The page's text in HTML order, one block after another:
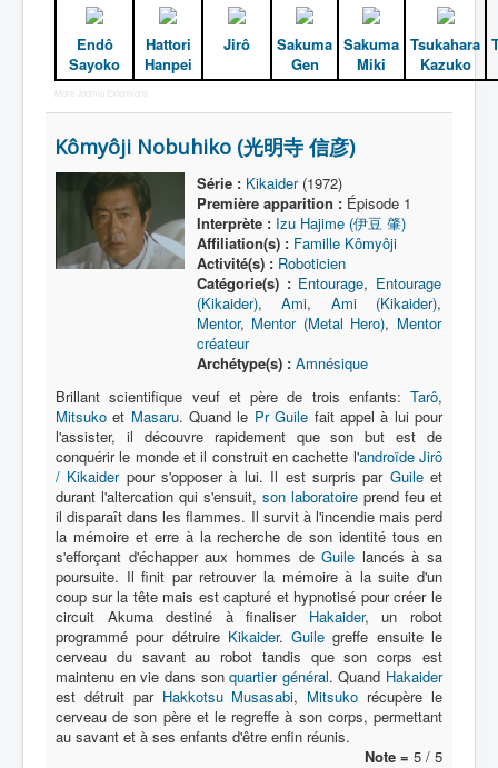
Endô
Sayoko
Hattori
Hanpei
Jirô
Sakuma
Gen
Sakuma
Miki
Tsukahara
Kazuko
More Joomla Extensions
Kômyôji Nobuhiko (光明寺 信彦)
Série : Kikaider(1972)
Première apparition :Épisode 1
Interprète : Izu Hajime (伊豆 肇)
Affiliation(s) : Famille Kômyôji
Activité(s) : Roboticien
Catégorie(s) : Entourage, Entourage
(Kikaider),Ami, Ami (Kikaider),
Mentor, Mentor (Metal Hero), Mentor
créateur
Archétype(s) : Amnésique
Brillant scientifique veuf et père de trois enfants: Tarô,
Mitsuko et Masaru. Quand le Pr Guile fait appel à lui pour
l'assister, il découvre rapidement que son but est de
conquérir le monde et il construit en cachette l'androïde Jirô
/ Kikaiderpour s'opposer à lui. Il est surpris par Guileet
durant l'altercation qui s'ensuit, son laboratoire prend feu et
il disparaît dans les flammes. Il survit à l'incendie mais perd
la mémoire et erre à la recherche de son identité tous en
s'efforçant d'échapper aux hommes deGuile lancés à sa
poursuite. Il finit par retrouver la mémoire à la suite d'un
coup sur la tête mais est capturé et hypnotisé pour créer le
circuit Akuma destiné à finaliser Hakaider, un robot
programmé pour détruire Kikaider.Guile greffe ensuite le
cerveau du savant au robot tandis que son corps est
maintenu en vie dans sonquartier général. Quand Hakaider
est détruit par Hakkotsu Musasabi, Mitsuko récupère le
cerveau de son père et le regreffe à son corps, permettant
au savant et à ses enfants d'être enfin réunis.
Note = 5 / 5